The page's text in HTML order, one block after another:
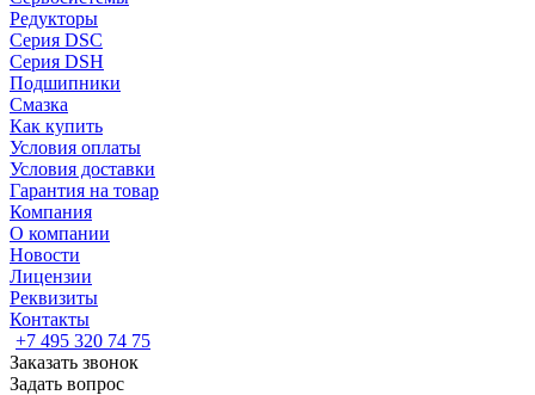
Редукторы
Серия DSC
Серия DSH
Подшипники
Смазка
Как купить
Условия оплаты
Условия доставки
Гарантия на товар
Компания
О компании
Новости
Лицензии
Реквизиты
Контакты
+7 495 320 74 75
Заказать звонок
Задать вопрос